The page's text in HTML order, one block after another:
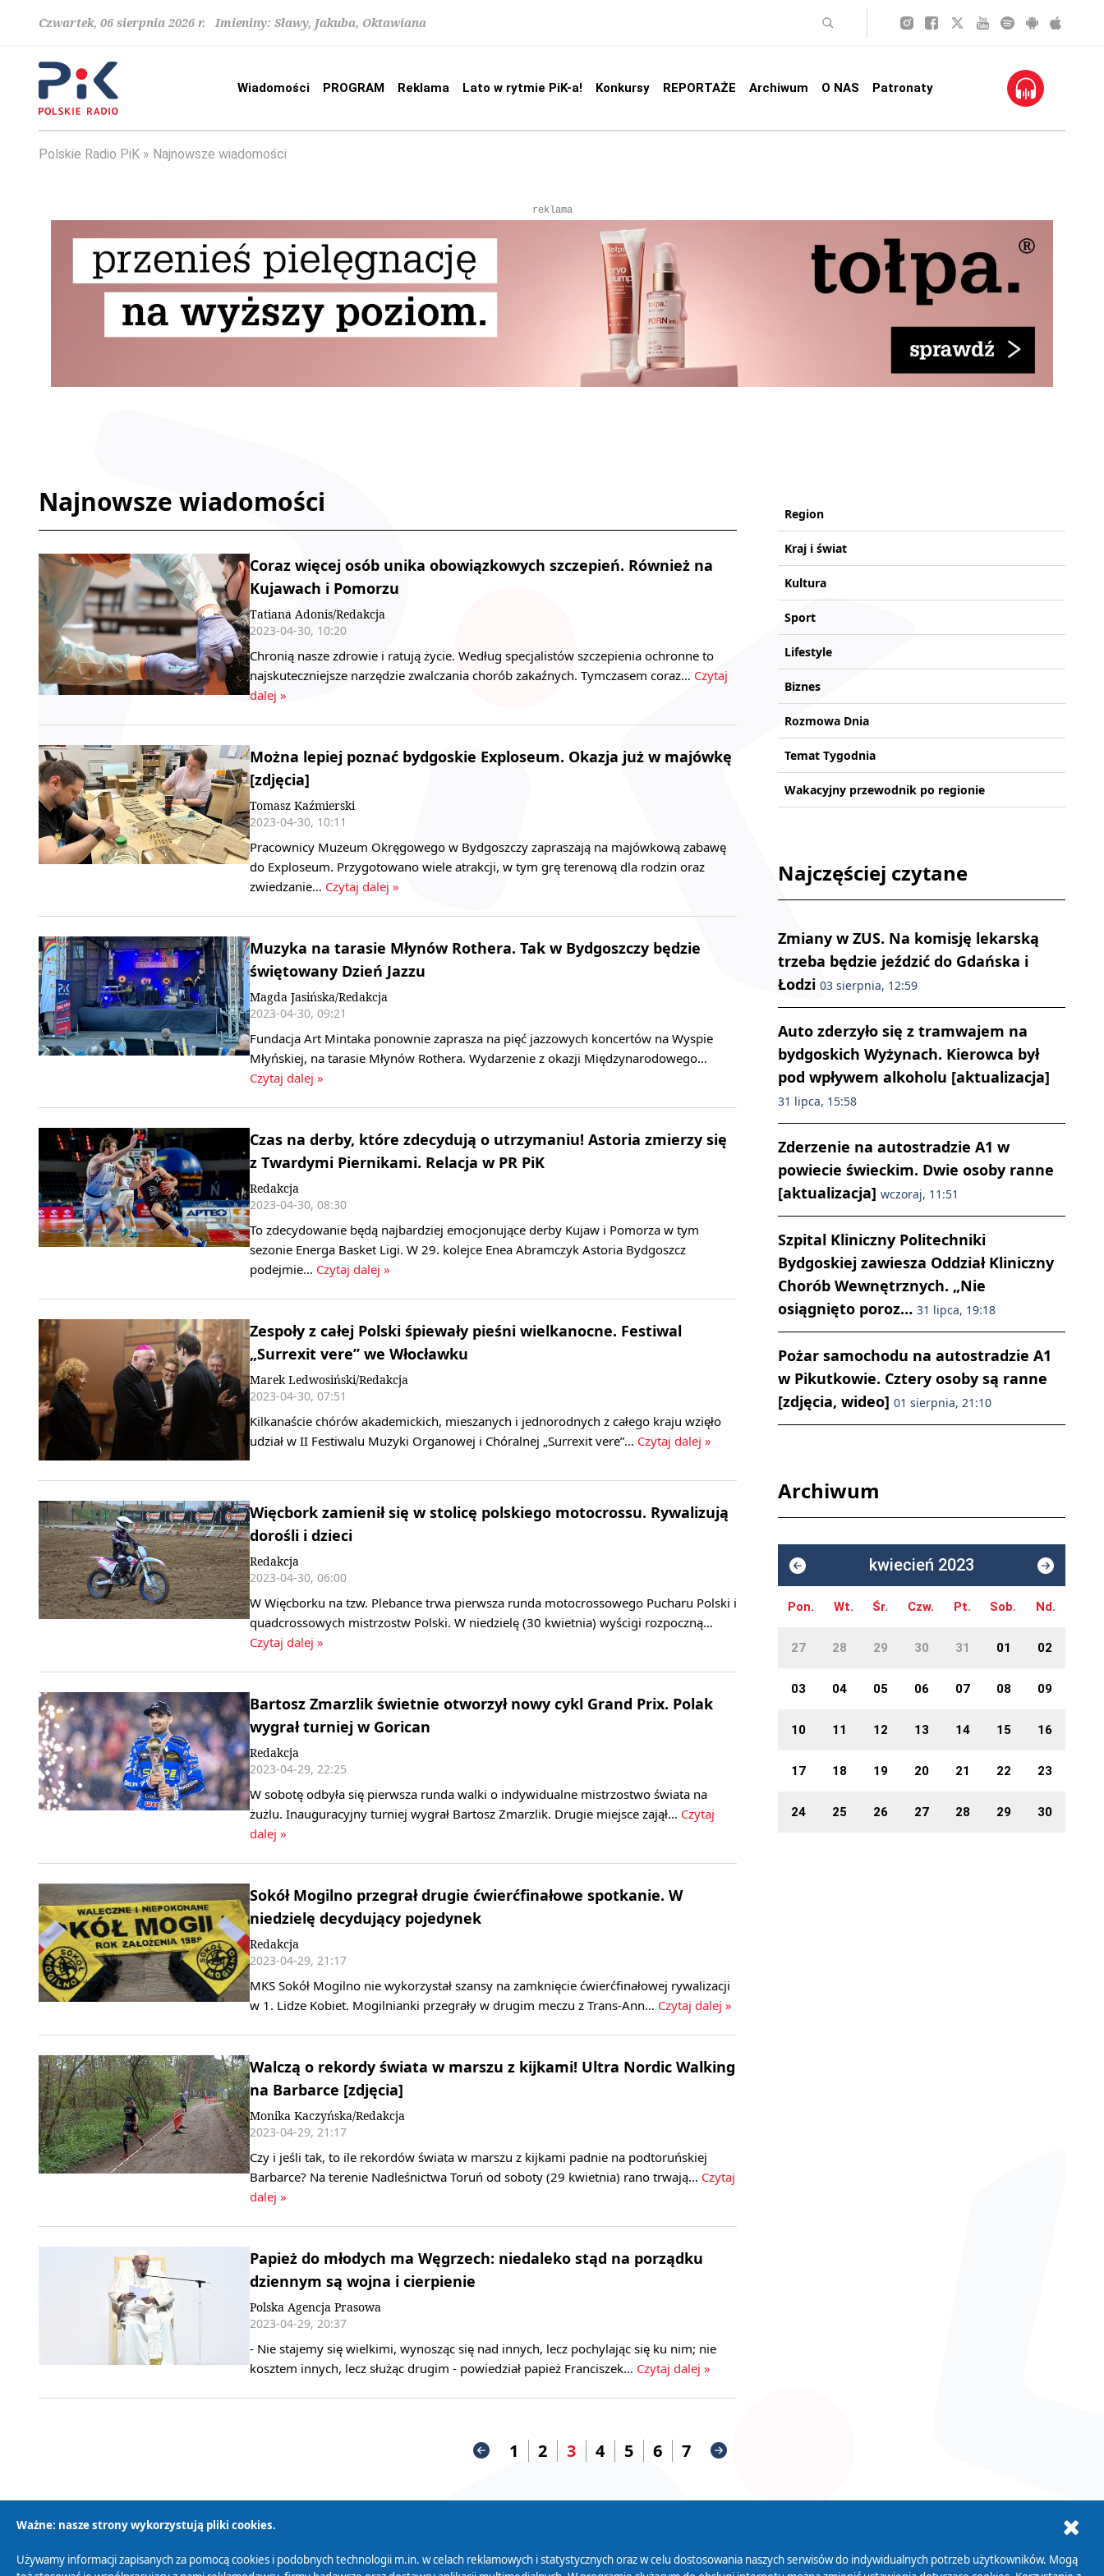
Czwartek, 06 sierpnia 2026 r. Imieniny: Sławy, Jakuba, Oktawiana
Wiadomości PROGRAM Reklama Lato w rytmie PiK-a! Konkursy REPORTAŻE Archiwum O NAS Patronaty
Polskie Radio PiK Najnowsze wiadomości
reklama
Najnowsze wiadomości
Coraz więcej osób unika obowiązkowych szczepień. Również na
Kujawach i Pomorzu
Tatiana Adonis/Redakcja
2023-04-30, 10:20
Chronią nasze zdrowie i ratują życie. Według specjalistów szczepienia ochronne to
najskuteczniejsze narzędzie zwalczania chorób zakaźnych. Tymczasem coraz… Czytaj
dalej »
Można lepiej poznać bydgoskie Exploseum. Okazja już w majówkę
[zdjęcia]
Tomasz Kaźmierski
2023-04-30, 10:11
Pracownicy Muzeum Okręgowego w Bydgoszczy zapraszają na majówkową zabawę
do Exploseum. Przygotowano wiele atrakcji, w tym grę terenową dla rodzin oraz
zwiedzanie… Czytaj dalej »
Muzyka na tarasie Młynów Rothera. Tak w Bydgoszczy będzie
świętowany Dzień Jazzu
Magda Jasińska/Redakcja
2023-04-30, 09:21
Fundacja Art Mintaka ponownie zaprasza na pięć jazzowych koncertów na Wyspie
Młyńskiej, na tarasie Młynów Rothera. Wydarzenie z okazji Międzynarodowego…
Czytaj dalej »
Czas na derby, które zdecydują o utrzymaniu! Astoria zmierzy się
z Twardymi Piernikami. Relacja w PR PiK
Redakcja
2023-04-30, 08:30
To zdecydowanie będą najbardziej emocjonujące derby Kujaw i Pomorza w tym
sezonie Energa Basket Ligi. W 29. kolejce Enea Abramczyk Astoria Bydgoszcz
podejmie… Czytaj dalej »
Zespoły z całej Polski śpiewały pieśni wielkanocne. Festiwal
„Surrexit vere” we Włocławku
Marek Ledwosiński/Redakcja
2023-04-30, 07:51
Kilkanaście chórów akademickich, mieszanych i jednorodnych z całego kraju wzięło
udział w II Festiwalu Muzyki Organowej i Chóralnej „Surrexit vere”… Czytaj dalej »
Więcbork zamienił się w stolicę polskiego motocrossu. Rywalizują
dorośli i dzieci
Redakcja
2023-04-30, 06:00
W Więcborku na tzw. Plebance trwa pierwsza runda motocrossowego Pucharu Polski i
quadcrossowych mistrzostw Polski. W niedzielę (30 kwietnia) wyścigi rozpoczną…
Czytaj dalej »
Bartosz Zmarzlik świetnie otworzył nowy cykl Grand Prix. Polak
wygrał turniej w Gorican
Redakcja
2023-04-29, 22:25
W sobotę odbyła się pierwsza runda walki o indywidualne mistrzostwo świata na
żużlu. Inauguracyjny turniej wygrał Bartosz Zmarzlik. Drugie miejsce zajął… Czytaj
dalej »
Sokół Mogilno przegrał drugie ćwierćfinałowe spotkanie. W
niedzielę decydujący pojedynek
Redakcja
2023-04-29, 21:17
MKS Sokół Mogilno nie wykorzystał szansy na zamknięcie ćwierćfinałowej rywalizacji
w 1. Lidze Kobiet. Mogilnianki przegrały w drugim meczu z Trans-Ann… Czytaj dalej »
Walczą o rekordy świata w marszu z kijkami! Ultra Nordic Walking
na Barbarce [zdjęcia]
Monika Kaczyńska/Redakcja
2023-04-29, 21:17
Czy i jeśli tak, to ile rekordów świata w marszu z kijkami padnie na podtoruńskiej
Barbarce? Na terenie Nadleśnictwa Toruń od soboty (29 kwietnia) rano trwają… Czytaj
dalej »
Papież do młodych ma Węgrzech: niedaleko stąd na porządku
dziennym są wojna i cierpienie
Polska Agencja Prasowa
2023-04-29, 20:37
- Nie stajemy się wielkimi, wynosząc się nad innych, lecz pochylając się ku nim; nie
kosztem innych, lecz służąc drugim - powiedział papież Franciszek… Czytaj dalej »
1 2 3 4 5 6 7
Region
Kraj i świat
Kultura
Sport
Lifestyle
Biznes
Rozmowa Dnia
Temat Tygodnia
Wakacyjny przewodnik po regionie
Najczęściej czytane
Zmiany w ZUS. Na komisję lekarską
trzeba będzie jeździć do Gdańska i
Łodzi 03 sierpnia, 12:59
Auto zderzyło się z tramwajem na
bydgoskich Wyżynach. Kierowca był
pod wpływem alkoholu [aktualizacja]
31 lipca, 15:58
Zderzenie na autostradzie A1 w
powiecie świeckim. Dwie osoby ranne
[aktualizacja] wczoraj, 11:51
Szpital Kliniczny Politechniki
Bydgoskiej zawiesza Oddział Kliniczny
Chorób Wewnętrznych. „Nie
osiągnięto poroz… 31 lipca, 19:18
Pożar samochodu na autostradzie A1
w Pikutkowie. Cztery osoby są ranne
[zdjęcia, wideo] 01 sierpnia, 21:10
Archiwum
kwiecień 2023
Pon. Wt. Śr. Czw. Pt. Sob. Nd.
27 28 29 30 31 01 02
03 04 05 06 07 08 09
10 11 12 13 14 15 16
17 18 19 20 21 22 23
24 25 26 27 28 29 30
Ważne: nasze strony wykorzystują pliki cookies.
Używamy informacji zapisanych za pomocą cookies i podobnych technologii m.in. w celach reklamowych i statystycznych oraz w celu dostosowania naszych serwisów do indywidualnych potrzeb użytkowników. Mogą